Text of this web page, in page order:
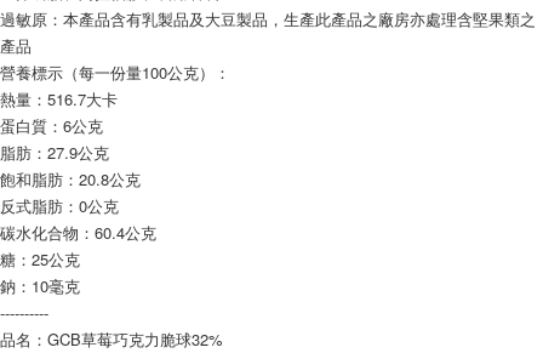
過敏原：本產品含有乳製品及大豆製品，生產此產品之廠房亦處理含堅果類之
產品
營養標示（每一份量100公克）：
熱量：516.7大卡
蛋白質：6公克
脂肪：27.9公克
飽和脂肪：20.8公克
反式脂肪：0公克
碳水化合物：60.4公克
糖：25公克
鈉：10毫克
----------
品名：GCB草莓巧克力脆球32%